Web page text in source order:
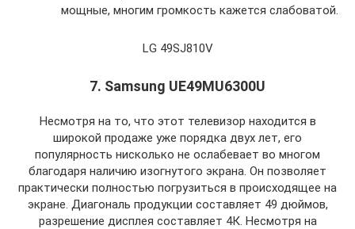
мощные, многим громкость кажется слабоватой.
LG 49SJ810V
7. Samsung UE49MU6300U
Несмотря на то, что этот телевизор находится в
широкой продаже уже порядка двух лет, его
популярность нисколько не ослабевает во многом
благодаря наличию изогнутого экрана. Он позволяет
практически полностью погрузиться в происходящее на
экране. Диагональ продукции составляет 49 дюймов,
разрешение дисплея составляет 4К. Несмотря на